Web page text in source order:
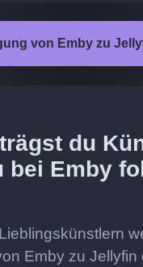
von Emby zu
du
bei Emby
Emby zu Jellyfin